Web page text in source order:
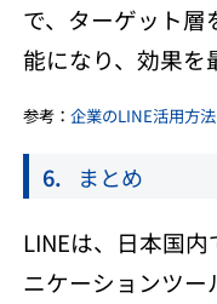
で、ターゲット層
能になり、効果を
参考： 企業のLINE活用方
まとめ
LINEは、日本国
ニケーションツー